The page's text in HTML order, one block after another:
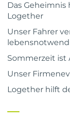
Das Geheimnis
Logether
Unser Fahrer
Sommerzeit ist
Unser
Logether hilft